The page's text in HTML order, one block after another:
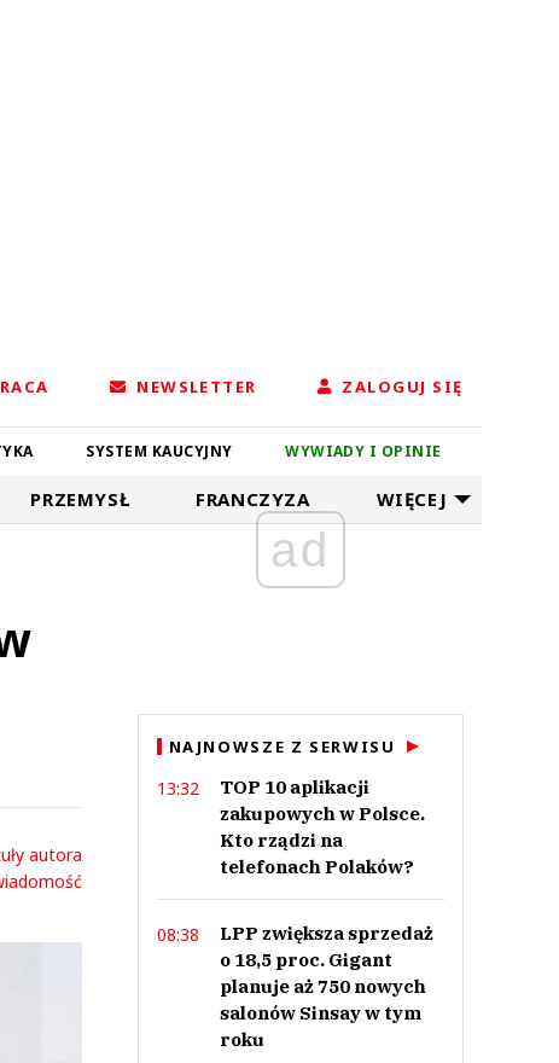
NEWSLETTER ZALOGUJ SIĘ
SYSTEM KAUCYJNY WYWIADY I OPINIE
PRZEMYSŁ FRANCZYZA WIĘCEJ
autora
ad
NAJNOWSZE Z SERWISU
13:32
TOP 10 aplikacji
zakupowych w Polsce.
Kto rządzi na
telefonach Polaków?
08:38
LPP zwiększa sprzedaż
o 18,5 proc. Gigant
planuje aż 750 nowych
salonów Sinsay w tym
roku